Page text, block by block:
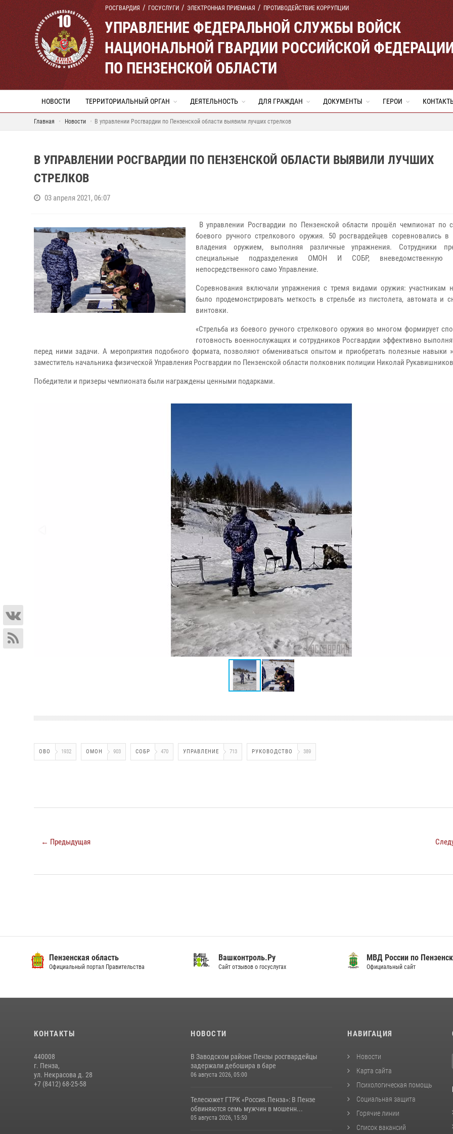
РОСГВАРДИЯ ГОСУСЛУГИ ЭЛЕКТРОННАЯ ПРИЕМНАЯ ПРОТИВОДЕЙСТВИЕ КОРРУПЦИИ
УПРАВЛЕНИЕ ФЕДЕРАЛЬНОЙ СЛУЖБЫ ВОЙСК
НАЦИОНАЛЬНОЙ ГВАРДИИ РОССИЙСКОЙ
ПО ПЕНЗЕНСКОЙ ОБЛАСТИ
НОВОСТИ ТЕРРИТОРИАЛЬНЫЙ ОРГАН ДЕЯТЕЛЬНОСТЬ ДЛЯ ГРАЖДАН ДОКУМЕНТЫ ГЕРОИ
Главная Новости В управлении Росгвардии по Пензенской области выявили лучших стрелков
В УПРАВЛЕНИИ РОСГВАРДИИ ПО ПЕНЗЕНСКОЙ ОБЛАСТИ ВЫЯВИЛИ ЛУЧШИХ
СТРЕЛКОВ
03 апреля 2021, 06:07
В управлении Росгвардии по Пензенской области прошёл чемпионат по
боевого ручного стрелкового оружия. 50 росгвардейцев соревновались в
владения оружием, выполняя различные упражнения. Сотрудники
специальные подразделения ОМОН И СОБР, вневедомственную
непосредственного само Управление.
Соревнования включали упражнения с тремя видами оружия: участникам
было продемонстрировать меткость в стрельбе из пистолета, автомата и
винтовки.
«Стрельба из боевого ручного стрелкового оружия во многом формирует
готовность военнослужащих и сотрудников Росгвардии эффективно
перед ними задачи. А мероприятия подобного формата, позволяют обмениваться опытом и приобретать полезные навыки
заместитель начальника физической Управления Росгвардии по Пензенской области полковник полиции Николай
Победители и призеры чемпионата были награждены ценными подарками.
ОВО 1932 ОМОН 903 СОБР 470 УПРАВЛЕНИЕ 713 РУКОВОДСТВО 389
← Предыдущая
Пензенская область
Официальный портал Правительства
Вашконтроль.Ру
Сайт отзывов о госуслугах
МВД России по
Официальный сайт
КОНТАКТЫ
440008
г. Пенза,
ул. Некрасова д. 28
+7 (8412) 68-25-58
НОВОСТИ
В Заводском районе Пензы росгвардейцы
задержали дебошира в баре
06 августа 2026, 05:00
Телесюжет ГТРК «Россия.Пенза»: В Пензе
обвиняются семь мужчин в мошенн...
05 августа 2026, 15:50
НАВИГАЦИЯ
Новости
Карта сайта
Психологическая помощь
Социальная защита
Горячие линии
Список вакансий